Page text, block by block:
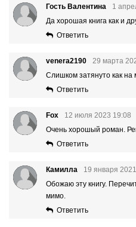
Гость Валентина
1
Да хорошая книга как и
Ответить
venera2190
29 марта
Слишком затянуто как на
Ответить
Fox
12 июля 2023 19:08
Очень хорошый роман.
Ответить
Камилла
19 января
Обожаю эту книгу.
мимо.
Ответить